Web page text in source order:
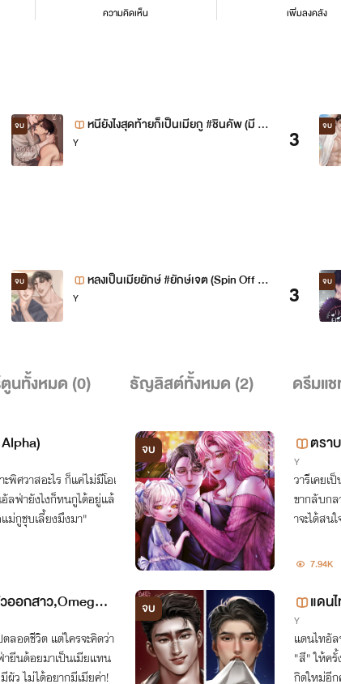
เพิ่มลงคลัง
ความคิดเห็น
จบ
หนียังไงสุดท้ายก็เป็นเมียกู #ชินคัพ (มี E
Y 3 จบ
จบ
หลงเป็นเมียยักษ์ #ยักษ์เจต (Spin Off #ไ
Y 3 จบ
นทั้งหมด (0) ธัญลิสต์ทั้งหมด (2) ดรีมแ
พิศวาสอะไร ก็แค่ไม่มีโอเ
ลฟ่ายังไงก็ทนกูได้อยู่แล้
ม่กูชุบเลี้ยงมึงมา"
จบ ตรา
Y
วารีเคยเ
ขากลับกล
าจะได้สน
7.94K
ออกสาว,Omegav
ลอดชีวิต แต่ใครจะคิดว่า
ยีนด้อยมาเป็นเมียแทน
ผัว ไม่ได้อยากมีเมียค่า!
จบ
แดน
Y
แดนไทอั
"สี" ให้ครั้
กิดใหม่อีก